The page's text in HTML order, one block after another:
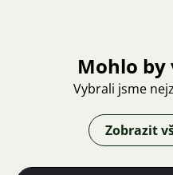
Mohlo by
Vybrali jsme
Zobrazit